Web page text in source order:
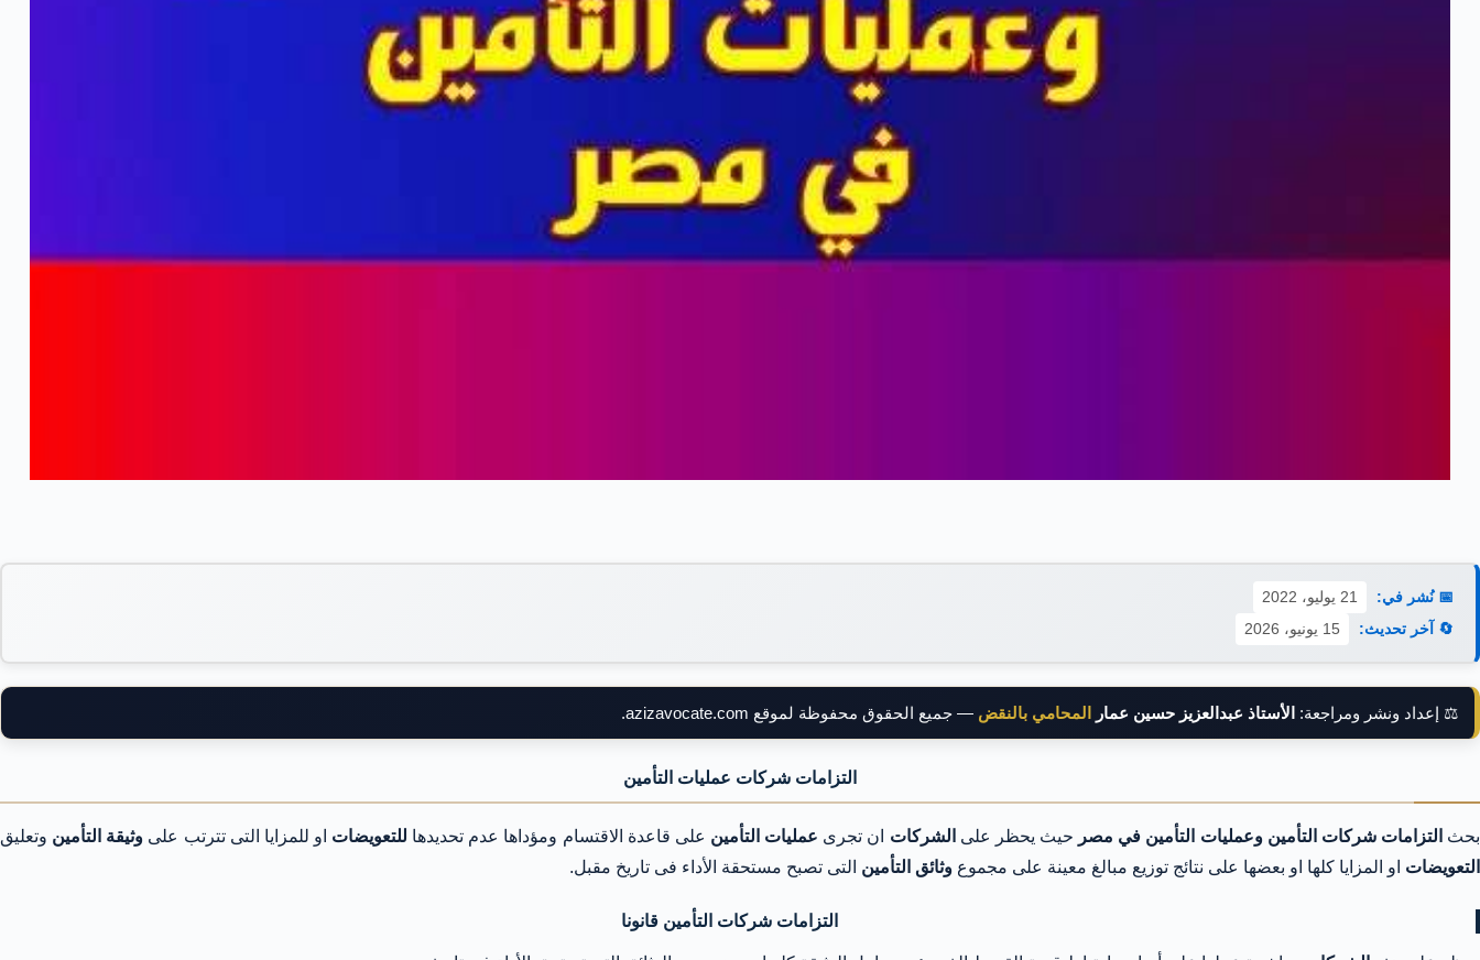
📅 نُشر في:
21 يوليو، 2022
🔄 آخر تحديث:
15 يونيو، 2026
⚖️ إعداد ونشر ومراجعة: الأستاذ عبدالعزيز حسين عمار المحامي بالنقض — جميع الحقوق محفوظة لموقع azizavocate.com.
التزامات شركات عمليات التأمين
بحث التزامات شركات التأمين وعمليات التأمين في مصر حيث يحظر على الشركات ان تجرى عمليات التأمين على قاعدة الاقتسام ومؤداها عدم تحديدها للتعويضات او للمزايا التى تترتب على وثيقة التأمين وتعليق
التعويضات او المزايا كلها او بعضها على نتائج توزيع مبالغ معينة على مجموع وثائق التأمين التى تصبح مستحقة الأداء فى تاريخ مقبل.
التزامات شركات التأمين قانونا